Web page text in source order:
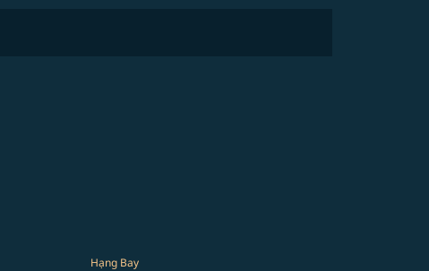
Hạng Bay